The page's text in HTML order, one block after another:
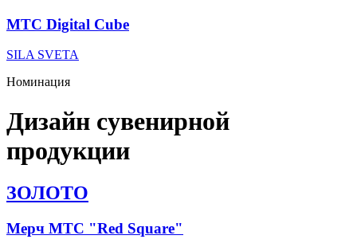
МТС Digital Cube
SILA SVETA
Номинация
Дизайн сувенирной
продукции
ЗОЛОТО
Мерч МТС "Red Square"